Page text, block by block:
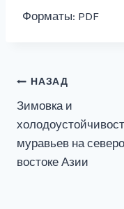
Форматы: PDF
Навигация
по
записям
НАЗАД
Зимовка и
муравьев на
востоке Азии